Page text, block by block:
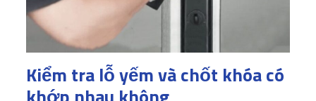
Kiểm tra lỗ yếm và chốt khóa có